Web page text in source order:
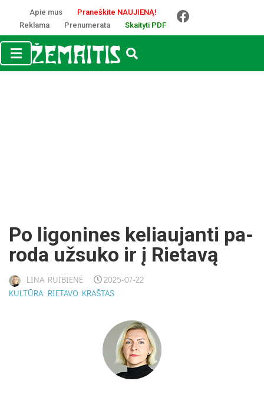
Apie mus
Praneškite NAUJIENĄ!
Reklama
Prenumerata Skaityti PDF
Po li­go­ni­nes ke­liau­jan­ti pa­
ro­da už­su­ko ir į Rie­ta­vą
LINA RUIBIENĖ
2025-07-22
KULTŪRA RIETAVO KRAŠTAS